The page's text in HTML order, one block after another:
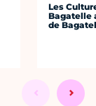
Les
Bagatelle
de